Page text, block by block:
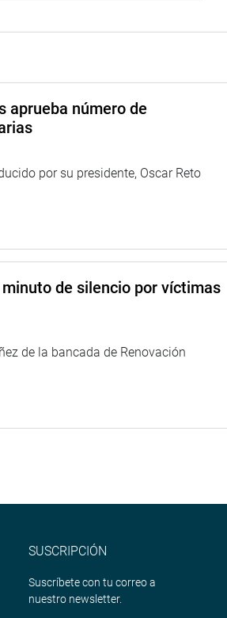
lucha contra la
Relaciones Exteriores sobre la
al Estado peruano archivar el
Constitucional (TC), y el
de explicar la posición del
que contradicen la
lesiona artículos de nuestra
y haré lo propio con la
y argumentó en la Junta de
Ejecutivo, a través de la
Domingo García Belaunde y
resolución del
aprueba número de
por su presidente, Oscar Reto
de silencio por víctimas
de la bancada de Renovación
SUSCRIPCIÓN
Suscríbete con tu correo a
nuestro newsletter.